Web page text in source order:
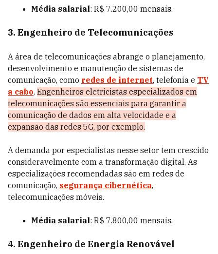
Média salarial: R$ 7.200,00 mensais.
3. Engenheiro de Telecomunicações
A área de telecomunicações abrange o planejamento,
desenvolvimento e manutenção de sistemas de
comunicação, como redes de internet, telefonia e TV
a cabo. Engenheiros eletricistas especializados em
telecomunicações são essenciais para garantir a
comunicação de dados em alta velocidade e a
expansão das redes 5G, por exemplo.
A demanda por especialistas nesse setor tem crescido
consideravelmente com a transformação digital. As
especializações recomendadas são em redes de
comunicação, segurança cibernética,
telecomunicações móveis.
Média salarial: R$ 7.800,00 mensais.
4. Engenheiro de Energia Renovável